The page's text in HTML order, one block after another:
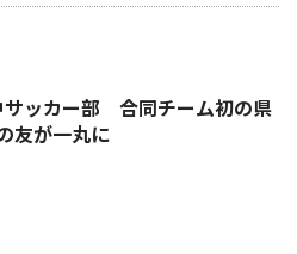
サッカー部 合同チーム初の県
友が一丸に